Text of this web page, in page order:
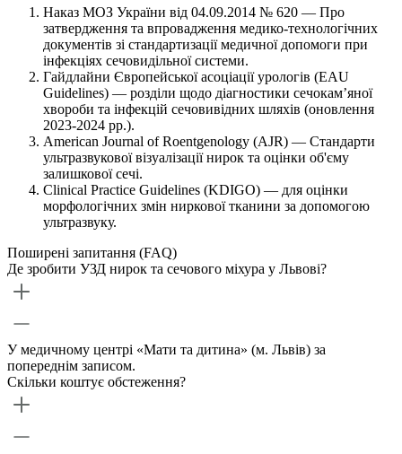
Наказ МОЗ України від 04.09.2014 № 620 — Про
затвердження та впровадження медико-технологічних
документів зі стандартизації медичної допомоги при
інфекціях сечовидільної системи.
Гайдлайни Європейської асоціації урологів (EAU
Guidelines) — розділи щодо діагностики сечокам’яної
хвороби та інфекцій сечовивідних шляхів (оновлення
2023-2024 рр.).
American Journal of Roentgenology (AJR) — Стандарти
ультразвукової візуалізації нирок та оцінки об'єму
залишкової сечі.
Clinical Practice Guidelines (KDIGO) — для оцінки
морфологічних змін ниркової тканини за допомогою
ультразвуку.
Поширені запитання (FAQ)
Де зробити УЗД нирок та сечового міхура у Львові?
У медичному центрі «Мати та дитина» (м. Львів) за
попереднім записом.
Скільки коштує обстеження?